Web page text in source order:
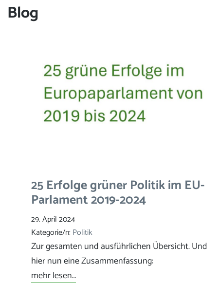
Blog
25 Erfolge grüner Politik im EU-
Parlament 2019-2024
29. April 2024
Kategorie/n:Politik
Zur gesamten und ausführlichen Übersicht. Und
hier nun eine Zusammenfassung:
mehr lesen…